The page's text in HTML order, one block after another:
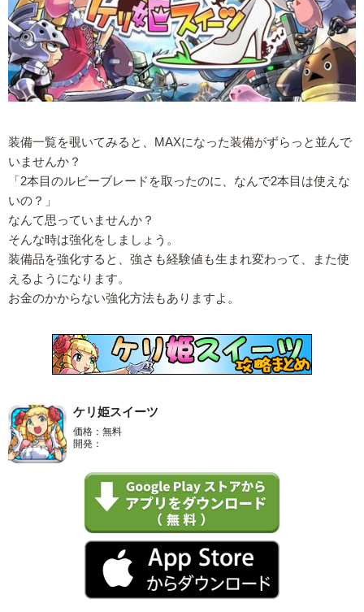
装備一覧を覗いてみると、MAXになった装備がずらっと並んで
いませんか？
「2本目のルビーブレードを取ったのに、なんで2本目は使えな
いの？」
なんて思っていませんか？
そんな時は強化をしましょう。
装備品を強化すると、強さも経験値も生まれ変わって、また使
えるようになります。
お金のかからない強化方法もありますよ。
ケリ姫スイーツ
価格：無料
開発：